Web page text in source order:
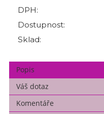
DPH:
Dostupnost:
Sklad:
Popis
Váš dotaz
Komentáře